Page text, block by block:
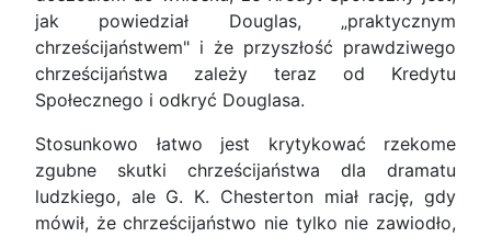
jak powiedział Douglas, „praktycznym
chrześcijaństwem" i że przyszłość prawdziwego
chrześcijaństwa zależy teraz od Kredytu
Społecznego i odkryć Douglasa.
Stosunkowo łatwo jest krytykować rzekome
zgubne skutki chrześcijaństwa dla dramatu
ludzkiego, ale G. K. Chesterton miał rację, gdy
mówił, że chrześcijaństwo nie tylko nie zawiodło,